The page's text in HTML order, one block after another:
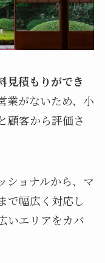
見積もりができ
業がないため、小
顧客から評価さ
ショナルから、マ
で幅広く対応し
いエリアをカバ